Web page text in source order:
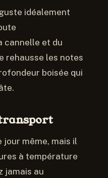
idéalement
cannelle et du
rehausse les notes
boisée qui
même, mais il
à température
jamais au